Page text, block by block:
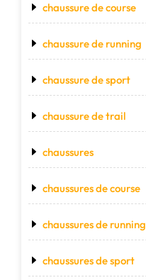
chaussure de course
chaussure de running
chaussure de sport
chaussure de trail
chaussures
chaussures de course
chaussures de running
chaussures de sport